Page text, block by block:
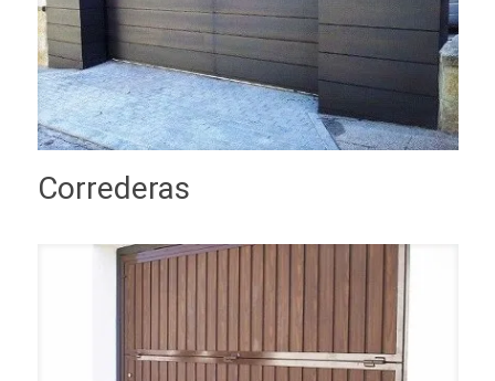
Correderas